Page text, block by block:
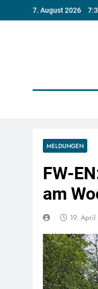
7. August 2026
MELDUNGEN
FW-
am
19.